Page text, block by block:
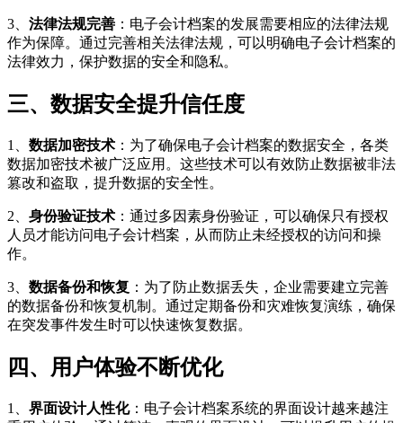
3、 法律法规完善 ：电子会计档案的发展需要相应的法律法规
作为保障。通过完善相关法律法规，可以明确电子会计档案的
法律效力，保护数据的安全和隐私。
三、数据安全提升信任度
1、 数据加密技术 ：为了确保电子会计档案的数据安全，各类
数据加密技术被广泛应用。这些技术可以有效防止数据被非法
篡改和盗取，提升数据的安全性。
2、 身份验证技术 ：通过多因素身份验证，可以确保只有授权
人员才能访问电子会计档案，从而防止未经授权的访问和操
作。
3、 数据备份和恢复 ：为了防止数据丢失，企业需要建立完善
的数据备份和恢复机制。通过定期备份和灾难恢复演练，确保
在突发事件发生时可以快速恢复数据。
四、用户体验不断优化
1、 界面设计人性化：电子会计档案系统的界面设计越来越注